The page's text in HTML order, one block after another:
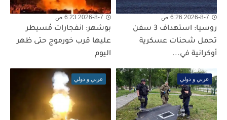
2026-8-7 6:26 ص
روسيا: استهداف 3 سفن
تحمل شحنات عسكرية
أوكرانية في...
2026-8-7 6:23 ص
بوشهر: انفجارات مُسيطر
عليها قرب خورموج حتى ظهر
اليوم
عربي و دولي عربي و دولي